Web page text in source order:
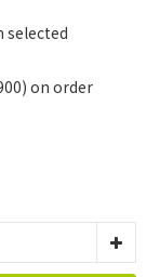
selected
on order